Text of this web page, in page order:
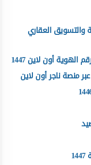
العقاري
الهوية أون لاين 1447
منصة ناجر أون لاين